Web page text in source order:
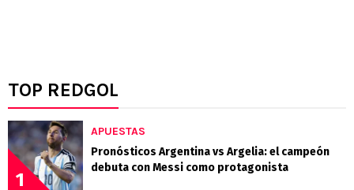
TOP REDGOL
1
APUESTAS
Pronósticos Argentina vs Argelia: el campeón
debuta con Messi como protagonista